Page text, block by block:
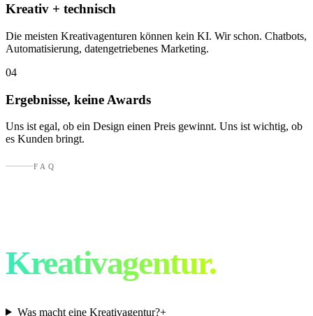
Kreativ + technisch
Die meisten Kreativagenturen können kein KI. Wir schon. Chatbots,
Automatisierung, datengetriebenes Marketing.
04
Ergebnisse, keine Awards
Uns ist egal, ob ein Design einen Preis gewinnt. Uns ist wichtig, ob
es Kunden bringt.
FAQ
Kreativagentur.
Was macht eine Kreativagentur?+